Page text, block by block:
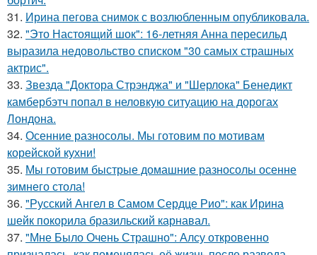
31. Ирина пегова снимок с возлюбленным опубликовала.
32. "Это Настоящий шок": 16-летняя Анна пересильд
выразила недовольство списком "30 самых страшных
актрис".
33. Звезда "Доктора Стрэнджа" и "Шерлока" Бенедикт
камбербэтч попал в неловкую ситуацию на дорогах
Лондона.
34. Осенние разносолы. Мы готовим по мотивам
корейской кухни!
35. Мы готовим быстрые домашние разносолы осенне
зимнего стола!
36. "Русский Ангел в Самом Сердце Рио": как Ирина
шейк покорила бразильский карнавал.
37. "Мне Было Очень Страшно": Алсу откровенно